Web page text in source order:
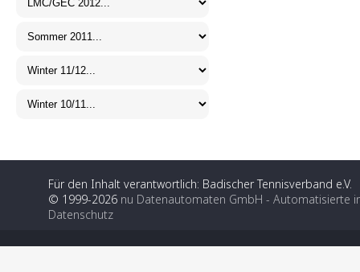
Für den Inhalt verantwortlich: Badischer Tennisverband e.V.
© 1999-2026 nu Datenautomaten GmbH - Automatisierte
Datenschutz